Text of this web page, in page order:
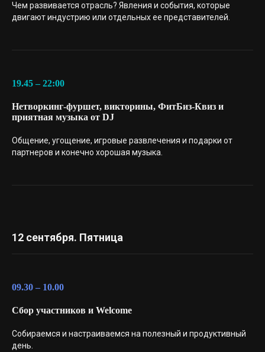
Чем развивается отрасль? Явления и события, которые
двигают индустрию или отдельных ее представителей.
19.45 – 22:00
Нетворкинг-фуршет, викторины, ФитБиз-Квиз и
приятная музыка от DJ
Общение, угощение, игровые развлечения и подарки от
партнеров и конечно хорошая музыка.
12 сентября. Пятница
09.30 – 10.00
Сбор участников и Welcome
Собираемся и настраиваемся на полезный и продуктивный
день.